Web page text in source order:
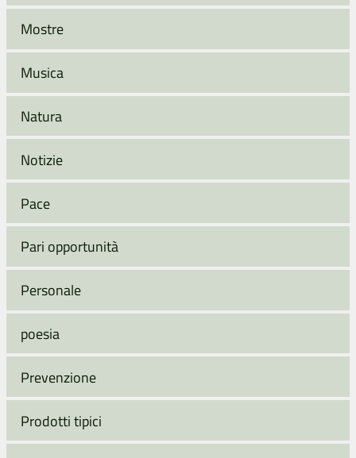
Mostre
Musica
Natura
Notizie
Pace
Pari opportunità
Personale
poesia
Prevenzione
Prodotti tipici